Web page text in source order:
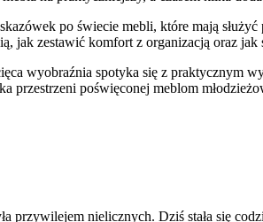
po świecie mebli, które mają
jak zestawić komfort z organizacją oraz
wyobraźnia spotyka się z praktycznym
przestrzeni poświęconej meblom
przywilejem nielicznych. Dziś stała się